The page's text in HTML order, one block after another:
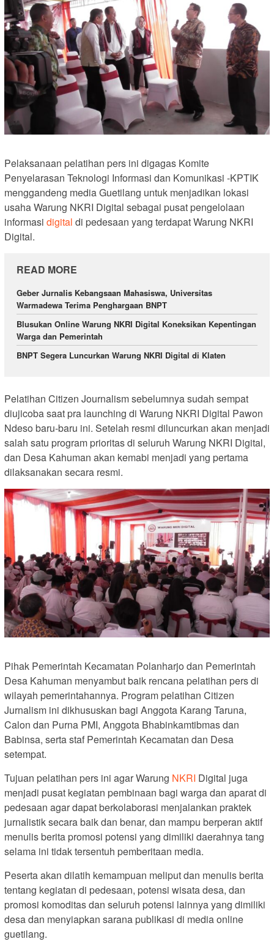
Pelaksanaan pelatihan pers ini digagas Komite
Penyelarasan Teknologi Informasi dan Komunikasi -KPTIK
menggandeng media Guetilang untuk menjadikan lokasi
usaha Warung NKRI Digital sebagai pusat pengelolaan
informasi digital di pedesaan yang terdapat Warung NKRI
Digital.
READ MORE
Geber Jurnalis Kebangsaan Mahasiswa, Universitas
Warmadewa Terima Penghargaan BNPT
Blusukan Online Warung NKRI Digital Koneksikan Kepentingan
Warga dan Pemerintah
BNPT Segera Luncurkan Warung NKRI Digital di Klaten
Pelatihan Citizen Journalism sebelumnya sudah sempat
diujicoba saat pra launching di Warung NKRI Digital Pawon
Ndeso baru-baru ini. Setelah resmi diluncurkan akan menjadi
salah satu program prioritas di seluruh Warung NKRI Digital,
dan Desa Kahuman akan kemabi menjadi yang pertama
dilaksanakan secara resmi.
Pihak Pemerintah Kecamatan Polanharjo dan Pemerintah
Desa Kahuman menyambut baik rencana pelatihan pers di
wilayah pemerintahannya. Program pelatihan Citizen
Jurnalism ini dikhususkan bagi Anggota Karang Taruna,
Calon dan Purna PMI, Anggota Bhabinkamtibmas dan
Babinsa, serta staf Pemerintah Kecamatan dan Desa
setempat.
Tujuan pelatihan pers ini agar Warung NKRI Digital juga
menjadi pusat kegiatan pembinaan bagi warga dan aparat di
pedesaan agar dapat berkolaborasi menjalankan praktek
jurnalistik secara baik dan benar, dan mampu berperan aktif
menulis berita promosi potensi yang dimiliki daerahnya tang
selama ini tidak tersentuh pemberitaan media.
Peserta akan dilatih kemampuan meliput dan menulis berita
tentang kegiatan di pedesaan, potensi wisata desa, dan
promosi komoditas dan seluruh potensi lainnya yang dimiliki
desa dan menyiapkan sarana publikasi di media online
guetilang.